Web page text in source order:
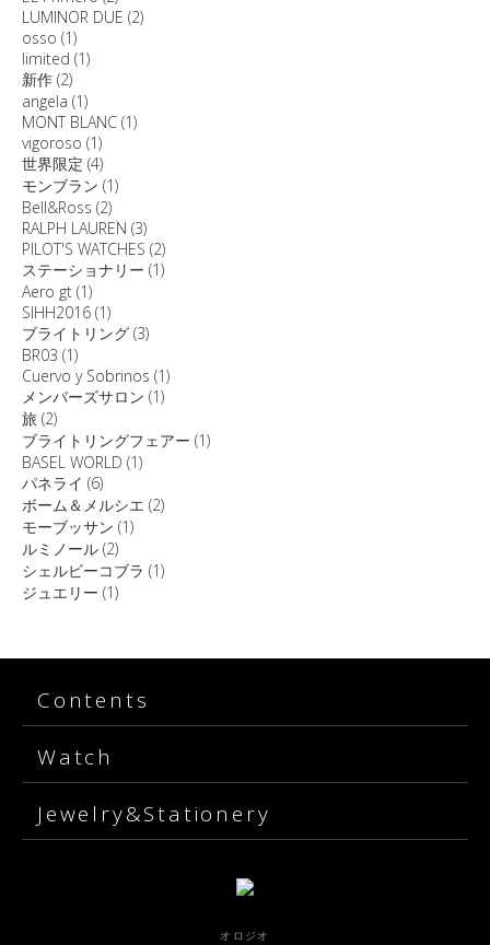
LUMINOR DUE (2)
osso (1)
limited (1)
新作 (2)
angela (1)
MONT BLANC (1)
vigoroso (1)
世界限定 (4)
モンブラン (1)
Bell&Ross (2)
RALPH LAUREN (3)
PILOT'S WATCHES (2)
ステーショナリー (1)
Aero gt (1)
SIHH2016 (1)
ブライトリング (3)
BR03 (1)
Cuervo y Sobrinos (1)
メンバーズサロン (1)
旅 (2)
ブライトリングフェアー (1)
BASEL WORLD (1)
パネライ (6)
ボーム＆メルシエ (2)
モーブッサン (1)
ルミノール (2)
シェルビーコブラ (1)
ジュエリー (1)
Contents
Watch
Jewelry&Stationery
オロジオ